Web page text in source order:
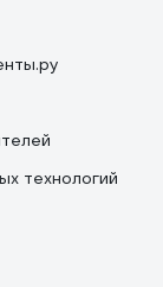
технологий